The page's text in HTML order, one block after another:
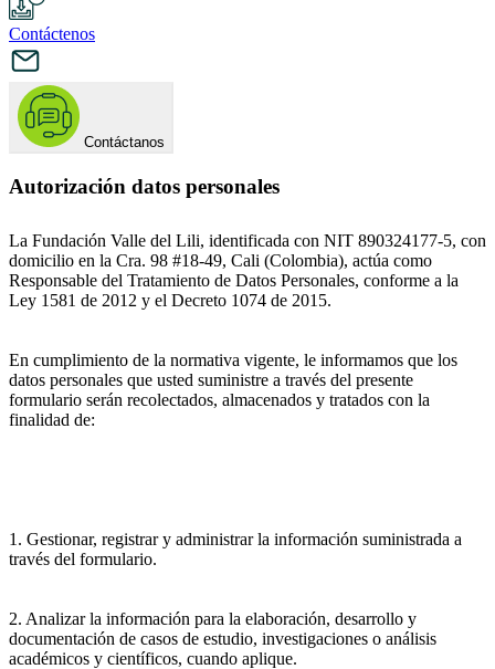
Contáctenos
Contáctanos
Autorización datos personales
La Fundación Valle del Lili, identificada con NIT 890324177-5, con
domicilio en la Cra. 98 #18-49, Cali (Colombia), actúa como
Responsable del Tratamiento de Datos Personales, conforme a la
Ley 1581 de 2012 y el Decreto 1074 de 2015.
En cumplimiento de la normativa vigente, le informamos que los
datos personales que usted suministre a través del presente
formulario serán recolectados, almacenados y tratados con la
finalidad de:
1. Gestionar, registrar y administrar la información suministrada a
través del formulario.
2. Analizar la información para la elaboración, desarrollo y
documentación de casos de estudio, investigaciones o análisis
académicos y científicos, cuando aplique.